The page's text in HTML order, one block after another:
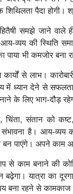
शिथिलता पैदा
समझे जाने वाले
व्यय की स्थिति
पाया भी कमजोर
कार्यों से लाभ।
में ध्यान देने से
के लिए भाग-दौड़
संतान को कष्ट,
संभावना है। आय-व्यय
बन पाएंगे। अपने
से काम बनाने की
बढ़ेगा। यात्रा का
बना रहने से